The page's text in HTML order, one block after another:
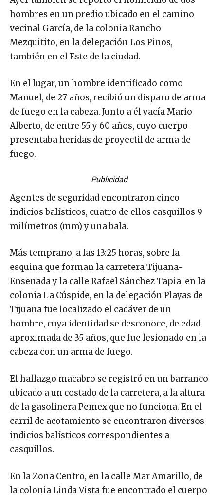
hombres en un predio ubicado en el camino
vecinal García, de la colonia Rancho
Mezquitito, en la delegación Los Pinos,
también en el Este de la ciudad.
En el lugar, un hombre identificado como
Manuel, de 27 años, recibió un disparo de arma
de fuego en la cabeza. Junto a él yacía Mario
Alberto, de entre 55 y 60 años, cuyo cuerpo
presentaba heridas de proyectil de arma de
fuego.
Publicidad
Agentes de seguridad encontraron cinco
indicios balísticos, cuatro de ellos casquillos 9
milímetros (mm) y una bala.
Más temprano, a las 13:25 horas, sobre la
esquina que forman la carretera Tijuana-
Ensenada y la calle Rafael Sánchez Tapia, en la
colonia La Cúspide, en la delegación Playas de
Tijuana fue localizado el cadáver de un
hombre, cuya identidad se desconoce, de edad
aproximada de 35 años, que fue lesionado en la
cabeza con un arma de fuego.
El hallazgo macabro se registró en un barranco
ubicado a un costado de la carretera, a la altura
de la gasolinera Pemex que no funciona. En el
carril de acotamiento se encontraron diversos
indicios balísticos correspondientes a
casquillos.
En la Zona Centro, en la calle Mar Amarillo, de
la colonia Linda Vista fue encontrado el cuerpo